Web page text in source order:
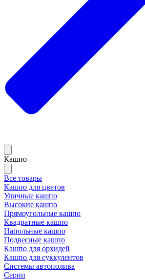
Кашпо
Все товары
Кашпо для цветов
Уличные кашпо
Высокие кашпо
Прямоугольные кашпо
Квадратные кашпо
Напольные кашпо
Подвесные кашпо
Кашпо для орхидей
Кашпо для суккулентов
Системы автополива
Серии